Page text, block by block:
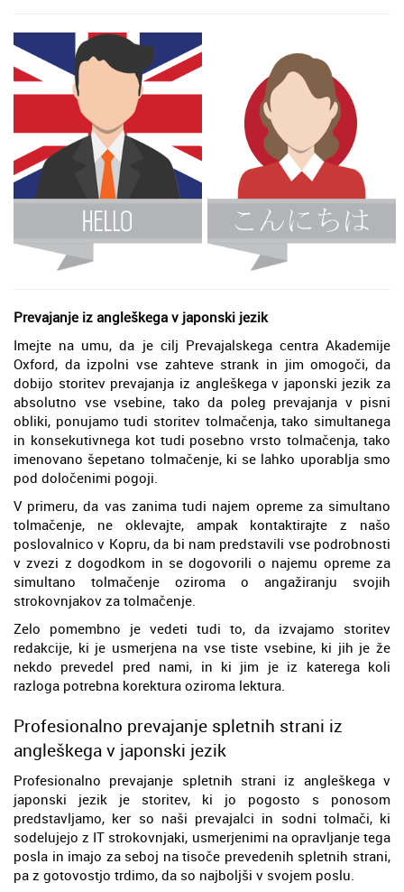
Prevajanje iz angleškega v japonski jezik
Imejte na umu, da je cilj Prevajalskega centra Akademije
Oxford, da izpolni vse zahteve strank in jim omogoči, da
dobijo storitev prevajanja iz angleškega v japonski jezik za
absolutno vse vsebine, tako da poleg prevajanja v pisni
obliki, ponujamo tudi storitev tolmačenja, tako simultanega
in konsekutivnega kot tudi posebno vrsto tolmačenja, tako
imenovano šepetano tolmačenje, ki se lahko uporablja smo
pod določenimi pogoji.
V primeru, da vas zanima tudi najem opreme za simultano
tolmačenje, ne oklevajte, ampak kontaktirajte z našo
poslovalnico v Kopru, da bi nam predstavili vse podrobnosti
v zvezi z dogodkom in se dogovorili o najemu opreme za
simultano tolmačenje oziroma o angažiranju svojih
strokovnjakov za tolmačenje.
Zelo pomembno je vedeti tudi to, da izvajamo storitev
redakcije, ki je usmerjena na vse tiste vsebine, ki jih je že
nekdo prevedel pred nami, in ki jim je iz katerega koli
razloga potrebna korektura oziroma lektura.
Profesionalno prevajanje spletnih strani iz
angleškega v japonski jezik
Profesionalno prevajanje spletnih strani iz angleškega v
japonski jezik je storitev, ki jo pogosto s ponosom
predstavljamo, ker so naši prevajalci in sodni tolmači, ki
sodelujejo z IT strokovnjaki, usmerjenimi na opravljanje tega
posla in imajo za seboj na tisoče prevedenih spletnih strani,
pa z gotovostjo trdimo, da so najboljši v svojem poslu.